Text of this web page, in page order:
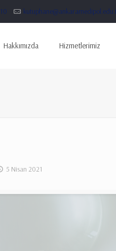
Hakkımızda Hizmetlerimiz
5 Nisan 2021